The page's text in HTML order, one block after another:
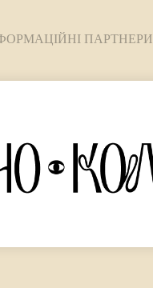
ПАРТНЕРИ